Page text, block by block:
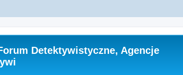
Detektywistyczne, Agencje